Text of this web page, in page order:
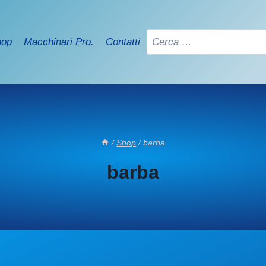
Macchinari Pro. Contatti
Ricerca
per:
/ Shop / barba
barba